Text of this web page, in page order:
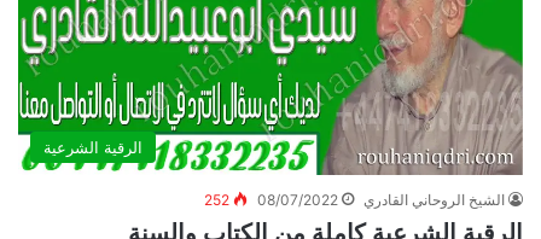
الرقية الشرعية
الشيخ الروحاني القادري 08/07/2022
252
الرقية الشرعية كاملة من الكتاب والسنة